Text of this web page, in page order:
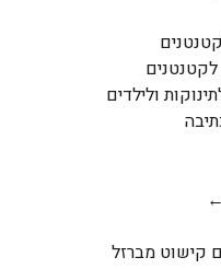
ולילדים
קישוט מברזל